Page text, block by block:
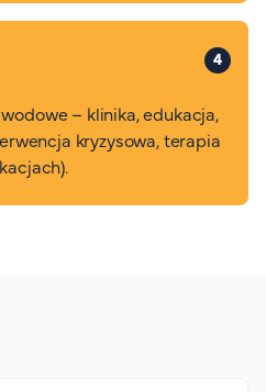
4
– klinika, edukacja,
kryzysowa, terapia